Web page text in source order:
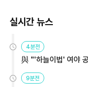
실시간 뉴스
4분전
與 "'하늘이법' 여야
9분전